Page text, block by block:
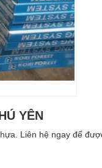
YÊN
Liên hệ ngay để